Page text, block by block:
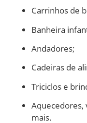
Carrinhos de
Banheira
Andadores;
Cadeiras de
Triciclos e
Aquecedores,
mais.